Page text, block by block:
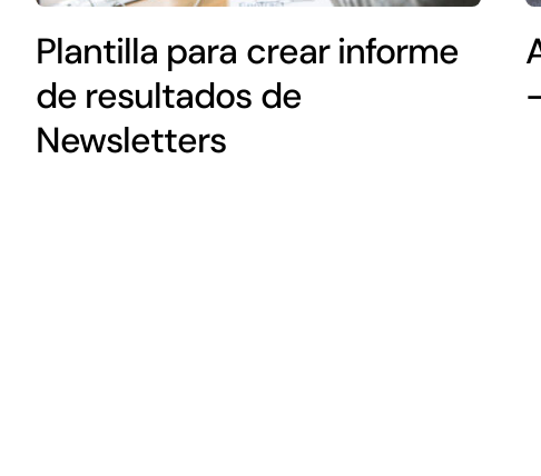
Plantilla para crear informe
de resultados de
Newsletters